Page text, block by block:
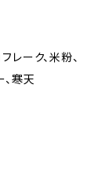
レーク、米粉、
、寒天